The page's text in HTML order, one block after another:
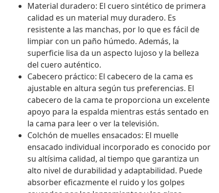
Material duradero: El cuero sintético de primera
calidad es un material muy duradero. Es
resistente a las manchas, por lo que es fácil de
limpiar con un paño húmedo. Además, la
superficie lisa da un aspecto lujoso y la belleza
del cuero auténtico.
Cabecero práctico: El cabecero de la cama es
ajustable en altura según tus preferencias. El
cabecero de la cama te proporciona un excelente
apoyo para la espalda mientras estás sentado en
la cama para leer o ver la televisión.
Colchón de muelles ensacados: El muelle
ensacado individual incorporado es conocido por
su altísima calidad, al tiempo que garantiza un
alto nivel de durabilidad y adaptabilidad. Puede
absorber eficazmente el ruido y los golpes